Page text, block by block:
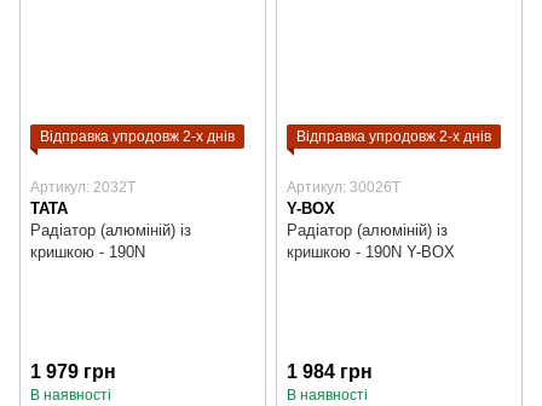
Відправка упродовж 2-х днів
Артикул: 2032T
TATA
Радіатор (алюміній) із
кришкою - 190N
1 979 грн
В наявності
Відправка упродовж 2-х днів
Артикул: 30026T
Y-BOX
Радіатор (алюміній) із
кришкою - 190N Y-BOX
1 984 грн
В наявності